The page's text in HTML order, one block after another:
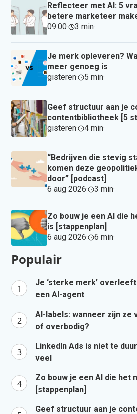
Reflecteer met AI: 5
betere marketeer
09:00· 3 min·
Je merk opleveren?
meer genoeg is
gisteren· 5 min·
Geef structuur aan je
contentbibliotheek [5
gisteren· 4 min·
“Bedrijven die stevig
komen deze
door” [podcast]
6 aug 2026· 3 min·
Zo bouw je een AI die
is [stappenplan]
6 aug 2026· 6 min·
Populair
Je ‘sterke merk’
een AI-agent
AI-labels: wanneer zijn ze
of overbodig?
LinkedIn Ads is niet te
veel
Zo bouw je een AI die het
[stappenplan]
Geef structuur aan je